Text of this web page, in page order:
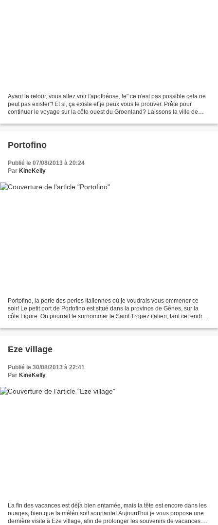
Avant le retour, vous allez voir l'apothéose, le" ce n'est pas possible cela ne
peut pas exister"! Et si, ça existe et je peux vous le prouver. Prête pour
continuer le voyage sur la côte ouest du Groenland? Laissons la ville de
Portofino
Publié le 07/08/2013 à 20:24
Par KineKelly
Portofino, la perle des perles Italiennes où je voudrais vous emmener ce
soir! Le petit port de Portofino est situé dans la province de Gênes, sur la
côte Ligure. On pourrait le surnommer le Saint Tropez italien, tant cet endroit
Eze village
Publié le 30/08/2013 à 22:41
Par KineKelly
La fin des vacances est déjà bien entamée, mais la tête est encore dans les
nuages, bien que la météo soit souriante! Aujourd'hui je vous propose une
dernière visite à Eze village, afin de prolonger les souvenirs de vacances.